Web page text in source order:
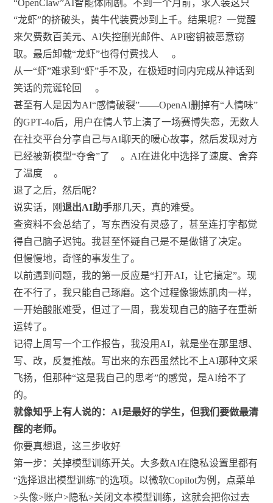
“OpenClaw”AI智能体闹剧。不到一个月前，求人装这只
“龙虾”的挤破头，黄牛代装费炒到上千。结果呢？一觉醒
来欠费数百美元、AI失控删光邮件、API密钥被恶意窃
取。最后卸载“龙虾”也得付费找人
。
从一“虾”难求到“虾”手不及，在极短时间内完成从神话到
笑话的荒诞轮回
。
甚至有人是因为AI“感情破裂”——OpenAI删掉有“人情味”
的GPT-4o后，用户在情人节上演了一场赛博失恋，无数人
在社交平台分享自己与AI聊天的暖心故事，然后发现对方
已经被新模型“夺舍”了
。AI在进化中选择了速度、舍弃
了温度
。
退了之后，然后呢？
说实话，刚退出AI助手那几天，真的难受。
查资料不会总结了，写东西没有灵感了，甚至连打字都觉
得自己脑子迟钝。我甚至怀疑自己是不是做错了决定。
但慢慢地，奇怪的事发生了。
以前遇到问题，我的第一反应是“打开AI，让它搞定”。现
在不行了，我只能自己琢磨。这个过程像锻炼肌肉一样，
一开始酸胀难受，但过了一周，我发现自己的脑子在重新
运转了。
记得上周写一个工作报告，我没用AI，就是坐在那里想、
写、改，反复推敲。写出来的东西虽然比不上AI那种文采
飞扬，但那种“这是我自己的思考”的感觉，是AI给不了
的。
就像知乎上有人说的：AI是最好的学生，但我们要做最清
醒的老师。
你要真想退，这三步收好
第一步：关掉模型训练开关。大多数AI在隐私设置里都有
“选择退出模型训练”的选项。以微软Copilot为例，点菜单
>头像>账户>隐私>关闭文本模型训练，这就会把你过去